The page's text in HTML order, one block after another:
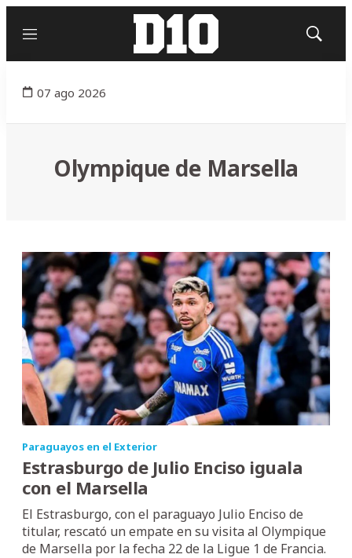
Menú
Mostrar
07 ago 2026
Olympique de Marsella
Paraguayos en el Exterior
Estrasburgo de Julio Enciso iguala
con el Marsella
El Estrasburgo, con el paraguayo Julio Enciso de
titular, rescató un empate en su visita al Olympique
de Marsella por la fecha 22 de la Ligue 1 de Francia.